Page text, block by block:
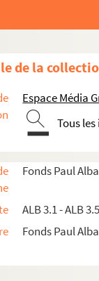
de la
Espace Média
Tous
Fonds Paul
ALB 3.1 - ALB
Fonds Paul
est mort hier
française
e o